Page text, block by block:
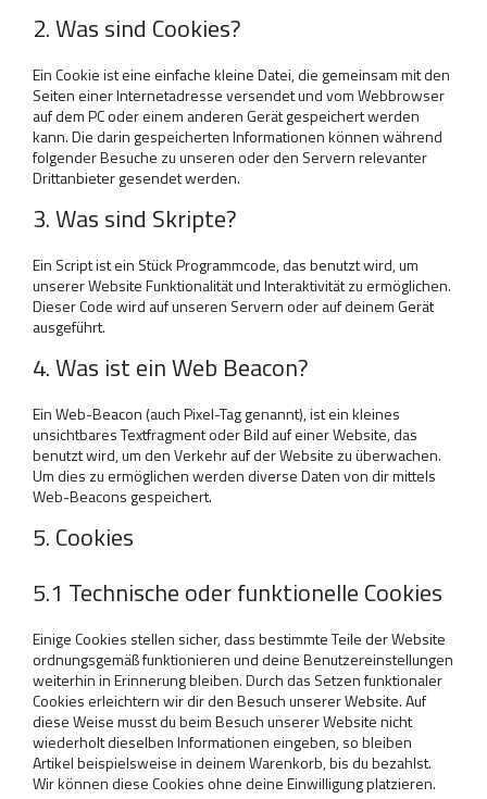
2. Was sind Cookies?
Ein Cookie ist eine einfache kleine Datei, die gemeinsam mit den
Seiten einer Internetadresse versendet und vom Webbrowser
auf dem PC oder einem anderen Gerät gespeichert werden
kann. Die darin gespeicherten Informationen können während
folgender Besuche zu unseren oder den Servern relevanter
Drittanbieter gesendet werden.
3. Was sind Skripte?
Ein Script ist ein Stück Programmcode, das benutzt wird, um
unserer Website Funktionalität und Interaktivität zu ermöglichen.
Dieser Code wird auf unseren Servern oder auf deinem Gerät
ausgeführt.
4. Was ist ein Web Beacon?
Ein Web-Beacon (auch Pixel-Tag genannt), ist ein kleines
unsichtbares Textfragment oder Bild auf einer Website, das
benutzt wird, um den Verkehr auf der Website zu überwachen.
Um dies zu ermöglichen werden diverse Daten von dir mittels
Web-Beacons gespeichert.
5. Cookies
5.1 Technische oder funktionelle Cookies
Einige Cookies stellen sicher, dass bestimmte Teile der Website
ordnungsgemäß funktionieren und deine Benutzereinstellungen
weiterhin in Erinnerung bleiben. Durch das Setzen funktionaler
Cookies erleichtern wir dir den Besuch unserer Website. Auf
diese Weise musst du beim Besuch unserer Website nicht
wiederholt dieselben Informationen eingeben, so bleiben
Artikel beispielsweise in deinem Warenkorb, bis du bezahlst.
Wir können diese Cookies ohne deine Einwilligung platzieren.